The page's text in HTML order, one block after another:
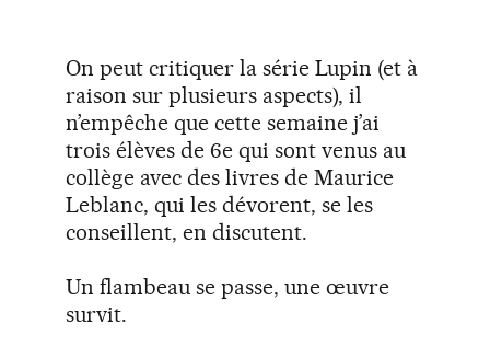
On peut critiquer la série Lupin (et à
raison sur plusieurs aspects), il
n’empêche que cette semaine j’ai
trois élèves de 6e qui sont venus au
collège avec des livres de Maurice
Leblanc, qui les dévorent, se les
conseillent, en discutent.
Un flambeau se passe, une œuvre
survit.